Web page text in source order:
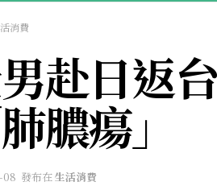
消費
赴日返
肺膿瘍」
08 發布在生活消費